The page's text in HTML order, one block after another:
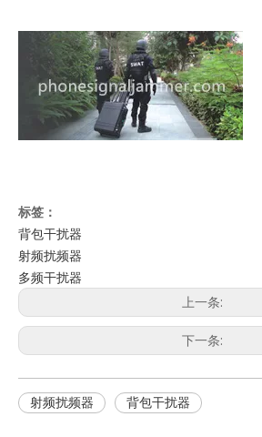
标签：
背包干扰器
射频扰频器
多频干扰器
上一条:
下一条:
射频扰频器 背包干扰器